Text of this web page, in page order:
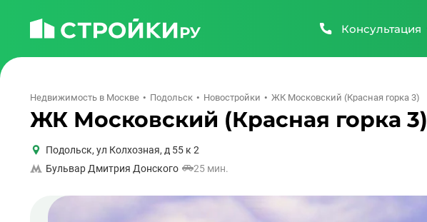
Консультация
Недвижимость в Москве Подольск Новостройки ЖК Московский (Красная горка 3)
ЖК Московский (Красная горка 3)
Подольск, ул Колхозная, д 55 к 2
Бульвар Дмитрия Донского
25 мин.